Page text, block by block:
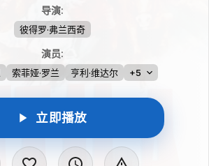
斯。
导演:
彼得罗·弗兰西奇
演员:
索菲娅·罗兰 亨利·维达尔 +5
立即播放